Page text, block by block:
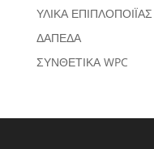
ΥΛΙΚΑ ΕΠΙΠΛΟΠΟΙΪΑΣ
ΔΑΠΕΔΑ
ΣΥΝΘΕΤΙΚΑ WPC